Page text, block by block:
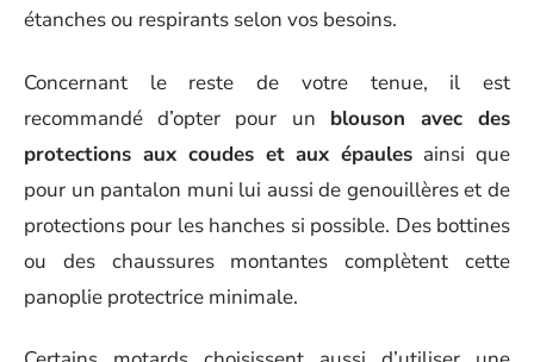
étanches ou respirants selon vos besoins.
Concernant le reste de votre tenue, il est
recommandé d’opter pour un blouson avec des
protections aux coudes et aux épaules ainsi que
pour un pantalon muni lui aussi de genouillères et de
protections pour les hanches si possible. Des bottines
ou des chaussures montantes complètent cette
panoplie protectrice minimale.